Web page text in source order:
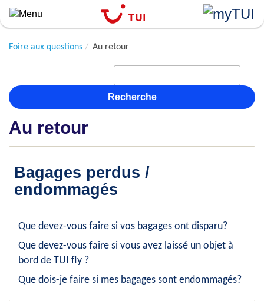
Aller
contenu
Foire aux questions Au retour
Recherche
Au retour
Bagages perdus /
endommagés
Que devez-vous faire si vos bagages ont disparu?
Que devez-vous faire si vous avez laissé un objet à
bord de TUI fly ?
Que dois-je faire si mes bagages sont endommagés?